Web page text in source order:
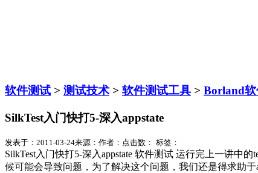
软件测试 > 测试技术 > 软件测试工具 > Borland
SilkTest入门快打5-深入appstate
发表于：2011-03-24来源： 作者： 点击数： 标签：
SilkTest入门快打5-深入appstate 软件测试 运行完上一讲中
候可能会导致问题，为了解决这个问题，我们还是得求助于